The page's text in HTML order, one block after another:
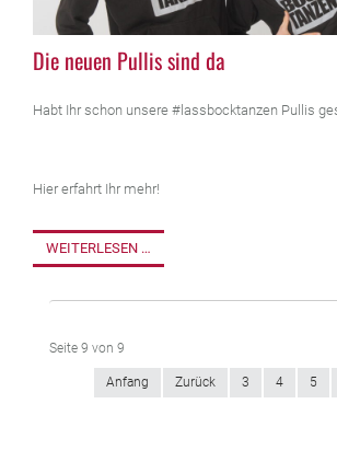
Die neuen Pullis sind da
Habt Ihr schon unsere #lassbocktanzen Pullis
Hier erfahrt Ihr mehr!
WEITERLESEN …
Seite 9 von 9
Anfang Zurück 3 4 5